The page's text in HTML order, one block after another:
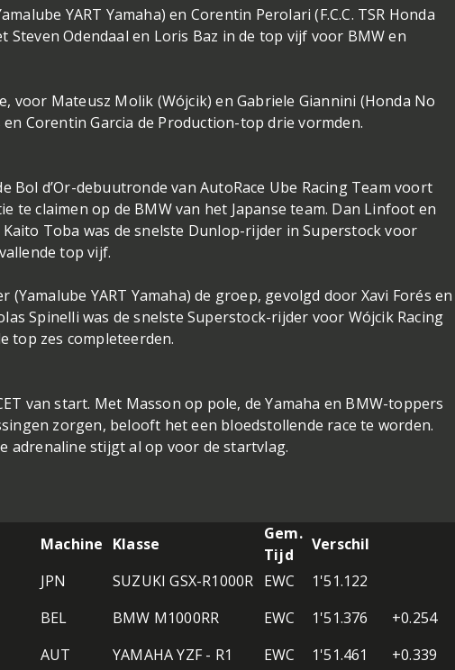
YART Yamaha) en Corentin Perolari (F.C.C. TSR Honda
Steven Odendaal en Loris Baz in de top vijf voor BMW en
voor Mateusz Molik (Wójcik) en Gabriele Giannini (Honda No
Corentin Garcia de Production-top drie vormden.
Bol d’Or-debuutronde van AutoRace Ube Racing Team voort
te claimen op de BMW van het Japanse team. Dan Linfoot en
Toba was de snelste Dunlop-rijder in Superstock voor
top vijf.
(Yamalube YART Yamaha) de groep, gevolgd door Xavi Forés en
Spinelli was de snelste Superstock-rijder voor Wójcik Racing
top zes completeerden.
van start. Met Masson op pole, de Yamaha en BMW-toppers
zorgen, belooft het een bloedstollende race te worden.
adrenaline stijgt al op voor de startvlag.
Machine Klasse
Gem.
Tijd
Verschil
JPN SUZUKI GSX-R1000R EWC
1'51.122
BEL BMW M1000RR EWC 1'51.376
+0.254
AUT YAMAHA YZF - R1 EWC 1'51.461
+0.339